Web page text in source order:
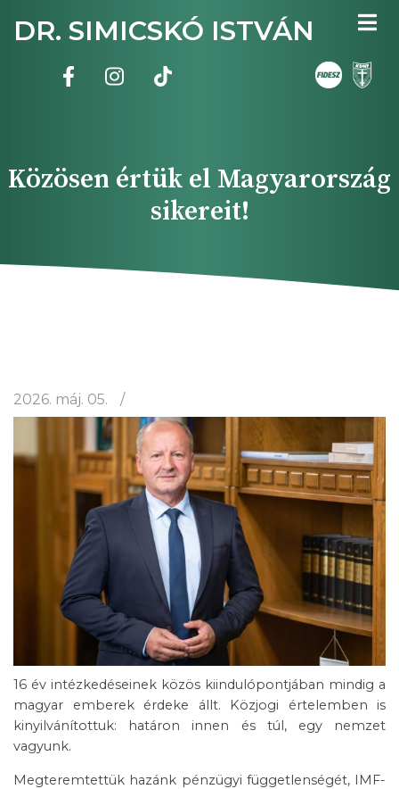
tartalomra
DR. SIMICSKÓ ISTVÁN
Közösen értük el Magyarország
sikereit!
2026. máj. 05.
16 év intézkedéseinek közös kiindulópontjában mindig a
magyar emberek érdeke állt. Közjogi értelemben is
kinyilvánítottuk: határon innen és túl, egy nemzet
vagyunk.
Megteremtettük hazánk pénzügyi függetlenségét, IMF-